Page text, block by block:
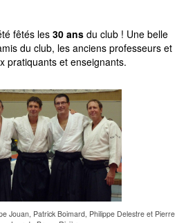
fêtés les 30 ans du club ! Une belle
du club, les anciens professeurs et
pratiquants et enseignants.
Jouan, Patrick Boimard, Philippe Delestre et Pierre